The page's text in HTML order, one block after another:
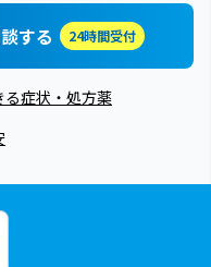
する 24時間受付
症状・処方薬